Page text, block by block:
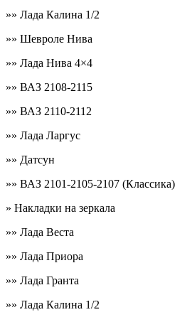
»» Лада Калина 1/2
»» Шевроле Нива
»» Лада Нива 4×4
»» ВАЗ 2108-2115
»» ВАЗ 2110-2112
»» Лада Ларгус
»» Датсун
»» ВАЗ 2101-2105-2107 (Классика)
» Накладки на зеркала
»» Лада Веста
»» Лада Приора
»» Лада Гранта
»» Лада Калина 1/2